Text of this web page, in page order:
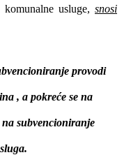
usluge, snosi
provodi
, a pokreće se na
na subvencioniranje